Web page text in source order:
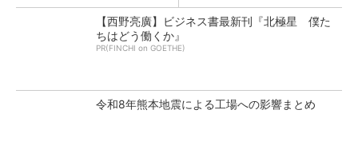
【西野亮廣】ビジネス書最新刊『北極星 僕た
ちはどう働くか』
PR(FINCHI on GOETHE)
令和8年熊本地震による工場への影響まとめ